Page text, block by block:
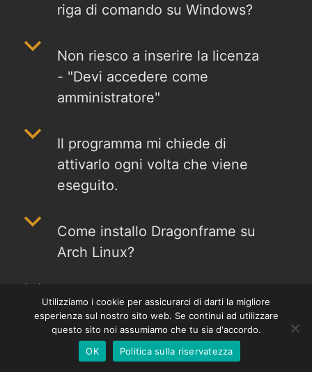
riga di comando su Windows?
b
Non riesco a inserire la licenza
- "Devi accedere come
amministratore"
b
Il programma mi chiede di
attivarlo ogni volta che viene
eseguito.
b
Come installo Dragonframe su
Arch Linux?
b
Dragonframe funzionerà su
Raspberry Pi?
Il programma di installazione di
Utilizziamo i cookie per assicurarci di darti la migliore
esperienza sul nostro sito web. Se continui ad utilizzare
questo sito noi assumiamo che tu sia d'accordo.
OK
Politica sulla riservatezzaItalian
English
German
Japanese